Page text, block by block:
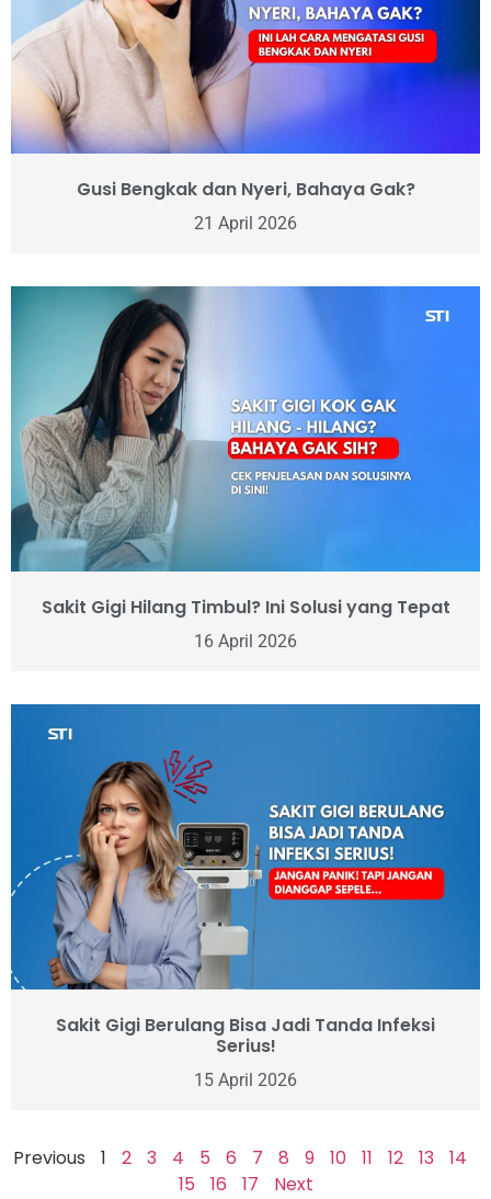
Gusi Bengkak dan Nyeri, Bahaya Gak?
21 April 2026
Sakit Gigi Hilang Timbul? Ini Solusi yang Tepat
16 April 2026
Sakit Gigi Berulang Bisa Jadi Tanda Infeksi
Serius!
15 April 2026
Previous 1 2 3 4 5 6 7 8 9 10 11 12 13
14
15
16 17 Next